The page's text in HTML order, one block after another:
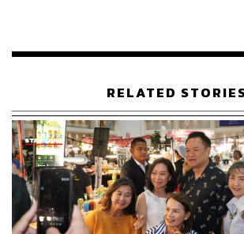
และปราบปรามการทุจริตในภาครัฐ ผู้บัญช
ป้องกันและปราบปรามการทุจริตแห่งชาติ เ
สำนักงานผู้ตรวจการแผ่นดิน ประธานกรร
การยุติธรรมแห่งประเทศไทย (องค์การมห
ประธานกรรมการหอการค้าไทย และสภา
ประเทศไทย ประธานสภาอุตสาหกรรมแห่
(สอท.) ประธานกรรมการสมาคมธนาคาร
RELATED